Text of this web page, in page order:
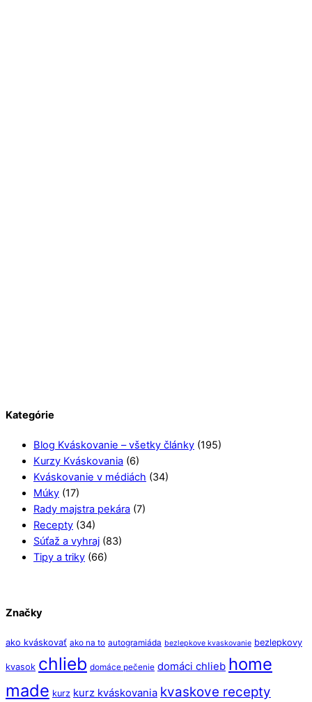
Kategórie
Blog Kváskovanie – všetky články (195)
Kurzy Kváskovania (6)
Kváskovanie v médiách (34)
Múky (17)
Rady majstra pekára (7)
Recepty (34)
Súťaž a vyhraj (83)
Tipy a triky (66)
Značky
ako kváskovať ako na to autogramiáda bezlepkove kvaskovanie bezlepkovy
kvasok chlieb domáce pečenie domáci chlieb home
made kurz kurz kváskovania kvaskove recepty